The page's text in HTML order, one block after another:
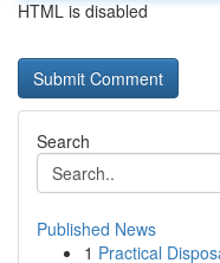
HTML is disabled
Search
Published News
1 Practical